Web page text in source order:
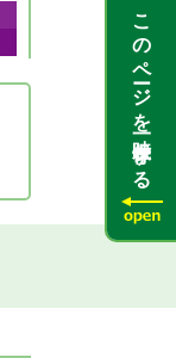
このページを一時保存する